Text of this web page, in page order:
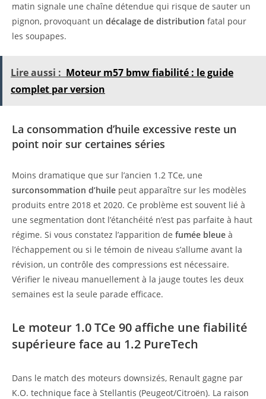
matin signale une chaîne détendue qui risque de sauter un
pignon, provoquant un décalage de distribution fatal pour
les soupapes.
Lire aussi : Moteur m57 bmw fiabilité : le guide
complet par version
La consommation d’huile excessive reste un
point noir sur certaines séries
Moins dramatique que sur l’ancien 1.2 TCe, une
surconsommation d’huile peut apparaître sur les modèles
produits entre 2018 et 2020. Ce problème est souvent lié à
une segmentation dont l’étanchéité n’est pas parfaite à haut
régime. Si vous constatez l’apparition de fumée bleue à
l’échappement ou si le témoin de niveau s’allume avant la
révision, un contrôle des compressions est nécessaire.
Vérifier le niveau manuellement à la jauge toutes les deux
semaines est la seule parade efficace.
Le moteur 1.0 TCe 90 affiche une fiabilité
supérieure face au 1.2 PureTech
Dans le match des moteurs downsizés, Renault gagne par
K.O. technique face à Stellantis (Peugeot/Citroën). La raison